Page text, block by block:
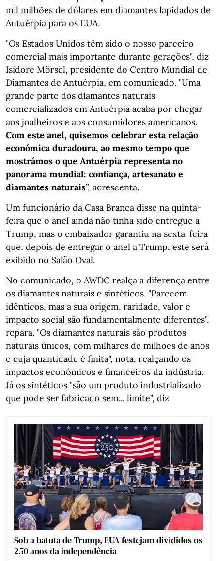
mil milhões de dólares em diamantes lapidados de
Antuérpia para os EUA.
"Os Estados Unidos têm sido o nosso parceiro
comercial mais importante durante gerações", diz
Isidore Mörsel, presidente do Centro Mundial de
Diamantes de Antuérpia, em comunicado. "Uma
grande parte dos diamantes naturais
comercializados em Antuérpia acaba por chegar
aos joalheiros e aos consumidores americanos.
Com este anel, quisemos celebrar esta relação
económica duradoura, ao mesmo tempo que
mostrámos o que Antuérpia representa no
panorama mundial: confiança, artesanato e
diamantes naturais”, acrescenta.
Um funcionário da Casa Branca disse na quinta-
feira que o anel ainda não tinha sido entregue a
Trump, mas o embaixador garantiu na sexta-feira
que, depois de entregar o anel a Trump, este será
exibido no Salão Oval.
No comunicado, o AWDC realça a diferença entre
os diamantes naturais e sintéticos. "Parecem
idênticos, mas a sua origem, raridade, valor e
impacto social são fundamentalmente diferentes",
repara. "Os diamantes naturais são produtos
naturais únicos, com milhares de milhões de anos
e cuja quantidade é finita", nota, realçando os
impactos económicos e financeiros da indústria.
Já os sintéticos "são um produto industrializado
que pode ser fabricado sem... limite", diz.
Sob a batuta de Trump, EUA festejam divididos os
250 anos da independência